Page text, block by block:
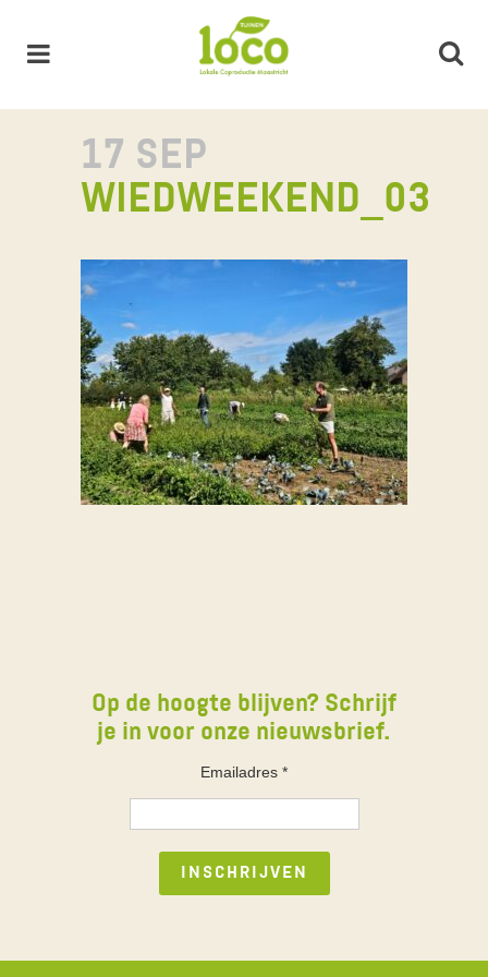
17 SEP
WIEDWEEKEND_03
Op de hoogte blijven? Schrijf
je in voor onze nieuwsbrief.
Emailadres *